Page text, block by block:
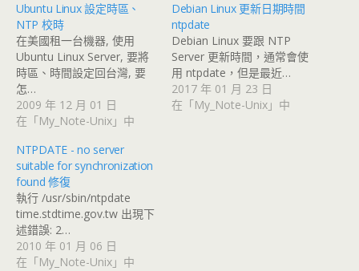
Ubuntu Linux 設定時區、
NTP 校時
在美國租一台機器, 使用
Ubuntu Linux Server, 要將
時區、時間設定回台灣, 要
怎…
2009 年 12 月 01 日
在「My_Note-Unix」中
Debian Linux 更新日期時間
ntpdate
Debian Linux 要跟 NTP
Server 更新時間，通常會使
用 ntpdate，但是最近…
2017 年 01 月 23 日
在「My_Note-Unix」中
NTPDATE - no server
suitable for synchronization
found 修復
執行 /usr/sbin/ntpdate
time.stdtime.gov.tw 出現下
述錯誤: 2…
2010 年 01 月 06 日
在「My_Note-Unix」中